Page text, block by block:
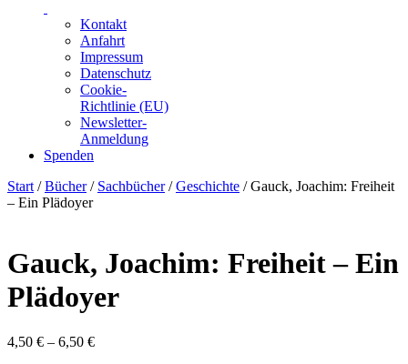
Kontakt
Anfahrt
Impressum
Datenschutz
Cookie-
Richtlinie (EU)
Newsletter-
Anmeldung
Spenden
Skip
to
Start /Bücher/ Sachbücher/Geschichte / Gauck, Joachim: Freiheit
– Ein Plädoyer
Gauck, Joachim: Freiheit – Ein
Plädoyer
4,50 € – 6,50 €Preisspanne: